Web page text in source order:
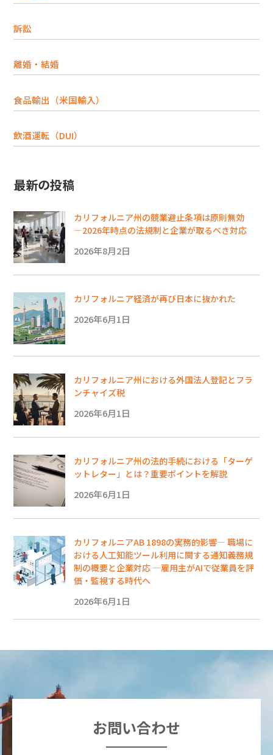
訴訟
離婚・結婚
食品輸出（米国輸入）
飲酒運転（DUI）
最新の投稿
カリフォルニア州の競業避止条項は原則無効
―2026年時点の法規制と企業が取るべき対応
2026年8月2日
カリフォルニア経済が再び日本に抜かれた
2026年6月1日
カリフォルニア州における外国法人登記とフラ
ンチャイズ税
2026年6月1日
カリフォルニア州の法的手続における「ターゲ
ットレター」とは？重要ポイントを解説
2026年6月1日
カリフォルニアAB 1898の実務的影響― 職場に
おける人工知能ツール利用に関する通知義務規
制の概要と企業対応 ―雇用主がAIで従業員を評
価・監視する時代へ
2026年6月1日
お問い合わせ